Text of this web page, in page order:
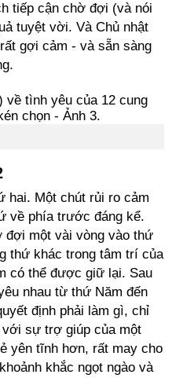
tiếp cận chờ đợi (và nói
tuyệt vời. Và Chủ nhật
gợi cảm - và sẵn sàng
hai. Một chút rủi ro cảm
về phía trước đáng kể.
đợi một vài vòng vào thứ
thứ khác trong tâm trí của
có thể được giữ lại. Sau
nhau từ thứ Năm đến
định phải làm gì, chỉ
sự trợ giúp của một
yên tĩnh hơn, rất may cho
khắc ngọt ngào và